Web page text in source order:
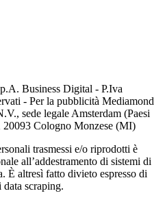
Business Digital - P.Iva
- Per la pubblicità Mediamond
sede legale Amsterdam (Paesi
Cologno Monzese (MI)
trasmessi e/o riprodotti è
all’addestramento di sistemi di
È altresì fatto divieto espresso di
scraping.